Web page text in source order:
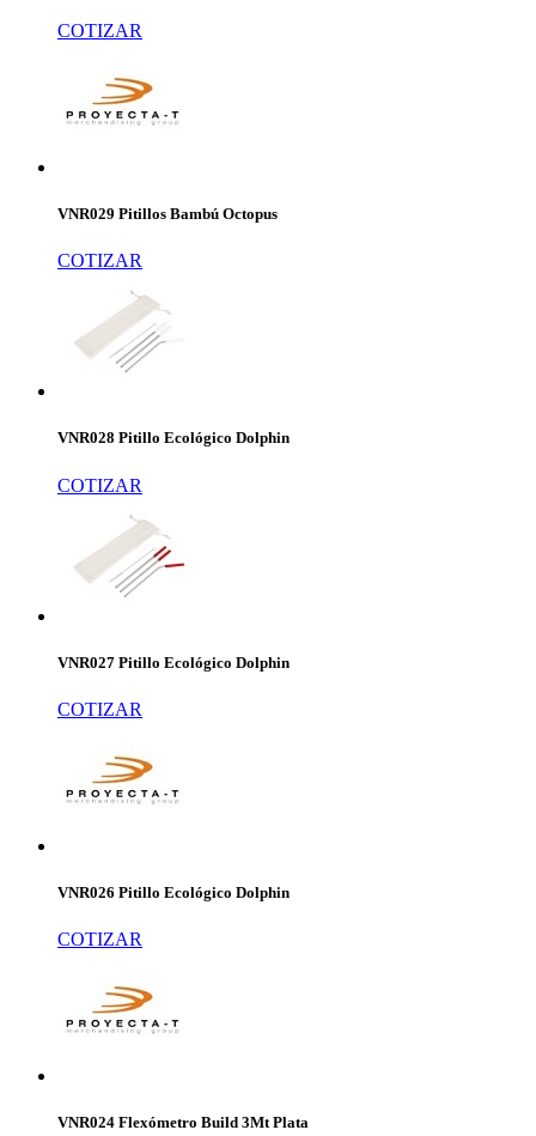
COTIZAR
VNR029 Pitillos Bambú Octopus
COTIZAR
VNR028 Pitillo Ecológico Dolphin
COTIZAR
VNR027 Pitillo Ecológico Dolphin
COTIZAR
VNR026 Pitillo Ecológico Dolphin
COTIZAR
VNR024 Flexómetro Build 3Mt Plata